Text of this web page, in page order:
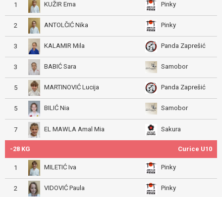
1 KUŽIR Ema Pinky
2 ANTOLČIĆ Nika Pinky
3 KALAMIR Mila Panda Zaprešić
3 BABIĆ Sara Samobor
5 MARTINOVIĆ Lucija Panda Zaprešić
5 BILIĆ Nia Samobor
7 EL MAWLA Amal Mia Sakura
-28 KG Curice U10
1 MILETIĆ Iva Pinky
2 VIDOVIĆ Paula Pinky